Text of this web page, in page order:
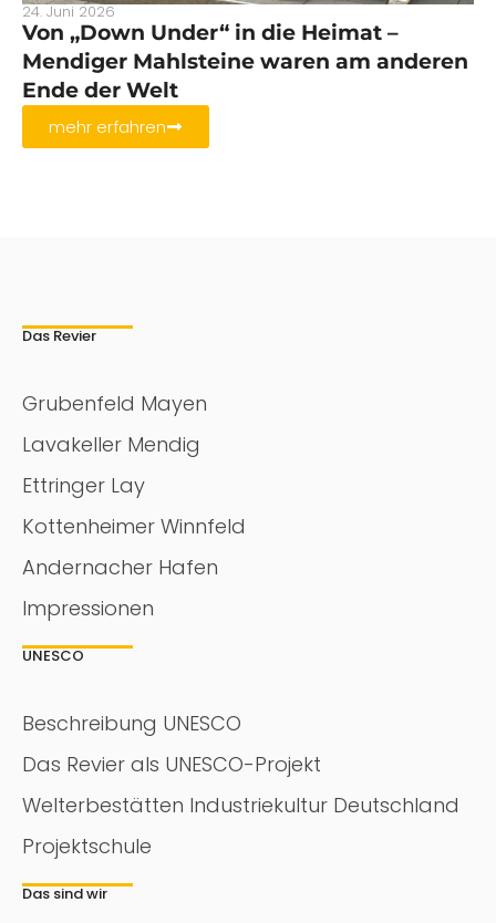
24. Juni 2026
Von „Down Under“ in die Heimat –
Mendiger Mahlsteine waren am anderen
Ende der Welt
mehr erfahren
Das Revier
Grubenfeld Mayen
Lavakeller Mendig
Ettringer Lay
Kottenheimer Winnfeld
Andernacher Hafen
Impressionen
UNESCO
Beschreibung UNESCO
Das Revier als UNESCO-Projekt
Welterbestätten Industriekultur Deutschland
Projektschule
Das sind wir